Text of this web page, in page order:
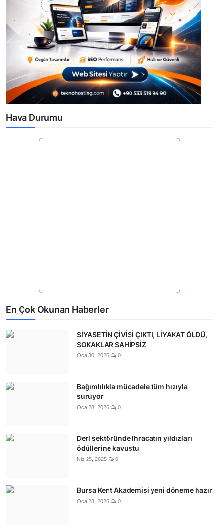
Hava Durumu
En Çok Okunan Haberler
SİYASETİN ÇİVİSİ ÇIKTI, LİYAKAT ÖLDÜ,
SOKAKLAR SAHİPSİZ
Oca 30, 2026 0
Bağımlılıkla mücadele tüm hızıyla
sürüyor
Oca 28, 2026 0
Deri sektöründe ihracatın yıldızları
ödüllerine kavuştu
Nis 25, 2025 0
Bursa Kent Akademisi yeni döneme hazır
Oca 28, 2026 0